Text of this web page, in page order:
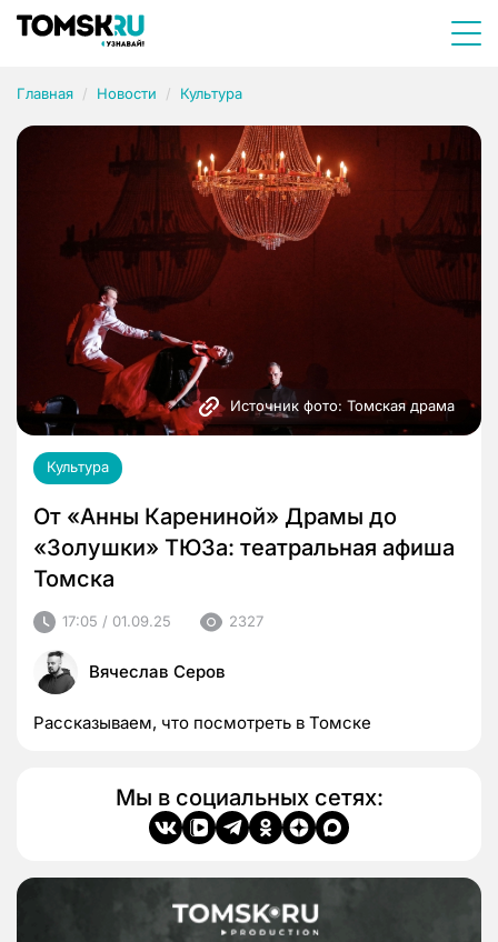
Главная Новости Культура
Источник фото: Томская драма
Культура
От «Анны Карениной» Драмы до
«Золушки» ТЮЗа: театральная афиша
Томска
17:05 / 01.09.25 2327
Вячеслав Серов
Рассказываем, что посмотреть в Томске
Мы в социальных сетях: